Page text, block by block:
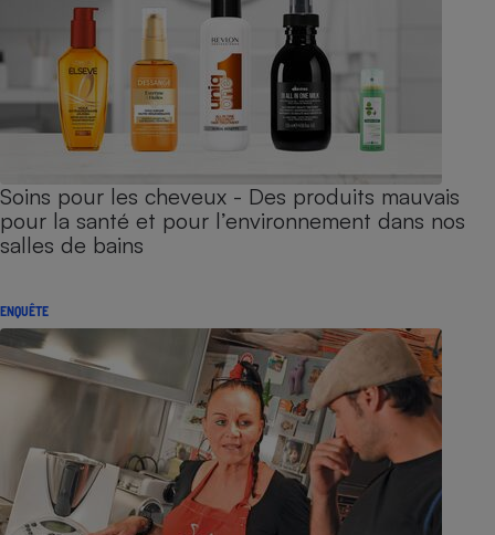
Soins pour les cheveux - Des produits mauvais
pour la santé et pour l’environnement dans nos
salles de bains
ENQUÊTE